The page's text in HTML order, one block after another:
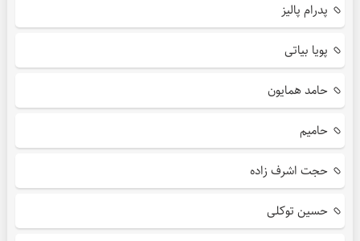
پدرام پالیز
پویا بیاتی
حامد همایون
حامیم
حجت اشرف زاده
حسین توکلی